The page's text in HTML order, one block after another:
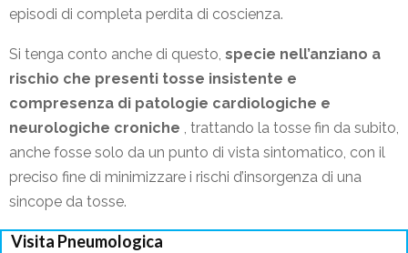
episodi di completa perdita di coscienza.
Si tenga conto anche di questo, specie nell’anziano a
rischio che presenti tosse insistente e
compresenza di patologie cardiologiche e
neurologiche croniche , trattando la tosse fin da subito,
anche fosse solo da un punto di vista sintomatico, con il
preciso fine di minimizzare i rischi d’insorgenza di una
sincope da tosse.
Visita Pneumologica